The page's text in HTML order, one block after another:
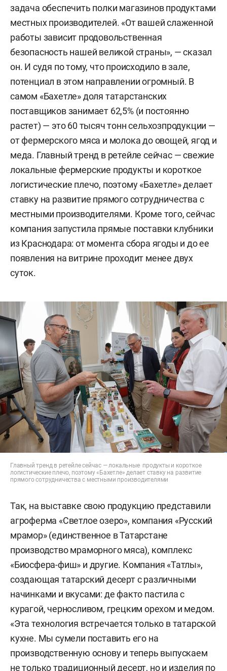
задача обеспечить полки магазинов продуктами
местных производителей. «От вашей слаженной
работы зависит продовольственная
безопасность нашей великой страны», — сказал
он. И судя по тому, что происходило в зале,
потенциал в этом направлении огромный. В
самом «Бахетле» доля татарстанских
поставщиков занимает 62,5% (и постоянно
растет) — это 60 тысяч тонн сельхозпродукции —
от фермерского мяса и молока до овощей, ягод и
меда. Главный тренд в ретейле сейчас — свежие
локальные фермерские продукты и короткое
логистические плечо, поэтому «Бахетле» делает
ставку на развитие прямого сотрудничества с
местными производителями. Кроме того, сейчас
компания запустила прямые поставки клубники
из Краснодара: от момента сбора ягоды и до ее
появления на витрине проходит менее двух
суток.
Главный тренд в ретейле сейчас — локальные продукты и короткое
логистические плечо, поэтому «Бахетле» делает ставку на развитие
прямого сотрудничества с местными производителями
Так, на выставке свою продукцию представили
агроферма «Светлое озеро», компания «Русский
мрамор» (единственное в Татарстане
производство мраморного мяса), комплекс
«Биосфера-фиш» и другие. Компания «Татлы»,
создающая татарский десерт с различными
начинками и вкусами: де факто пастила с
курагой, черносливом, грецким орехом и медом.
«Эта технология встречается только в татарской
кухне. Мы сумели поставить его на
производственную основу и теперь выпускаем
не только традиционный десерт, но и изделия по